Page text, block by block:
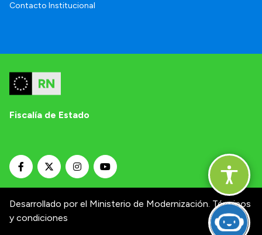
Contacto Institucional
Fiscalía de Estado
Desarrollado por el Ministerio de Modernización. Términos
y condiciones